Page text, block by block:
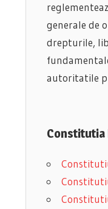
generale de
drepturile,
autoritatile
Constitutia